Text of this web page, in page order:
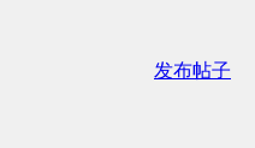
发布帖子